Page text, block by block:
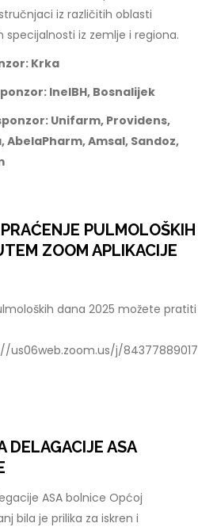
iz različitih oblasti
specijalnosti iz zemlje i regiona.
Krka
InelBH, Bosnalijek
Unifarm, Providens,
AbelaPharm, Amsal, Sandoz,
PULMOLOŠKIH
ZOOM APLIKACIJE
dana 2025 možete pratiti
us06web.zoom.us/j/84377889017
DELAGACIJE ASA
ASA bolnice Općoj
bila je prilika za iskren i